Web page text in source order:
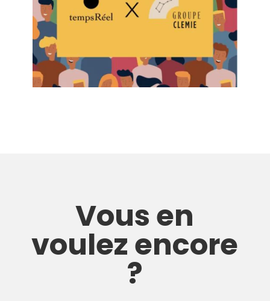
Vous en
voulez encore
?